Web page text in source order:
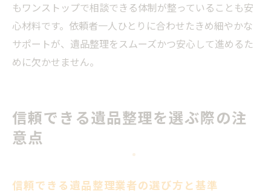
もワンストップで相談できる体制が整っていることも安
心材料です。依頼者一人ひとりに合わせたきめ細やかな
サポートが、遺品整理をスムーズかつ安心して進めるた
めに欠かせません。
信頼できる遺品整理を選ぶ際の注
意点
信頼できる遺品整理業者の選び方と基準